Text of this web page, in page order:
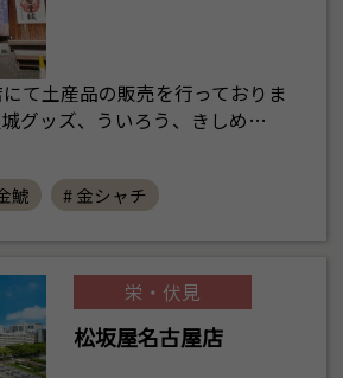
て土産品の販売を行っておりま
グッズ、ういろう、きしめ…
鯱 # 金シャチ
栄・伏見
松坂屋名古屋店